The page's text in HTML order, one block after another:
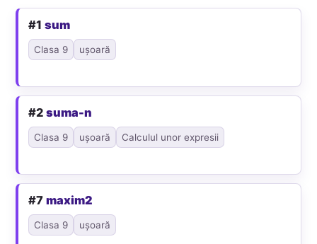
#1sum
Clasa 9 ușoară
#2suma-n
Clasa 9 ușoară Calculul unor expresii
#7maxim2
Clasa 9 ușoară